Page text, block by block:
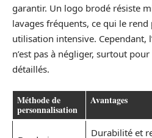
garantir. Un logo brodé résiste
lavages fréquents, ce qui le
utilisation intensive. Cependant,
n’est pas à négliger, surtout
détaillés.
Méthode de
personnalisation
Avantages
Durabilité et